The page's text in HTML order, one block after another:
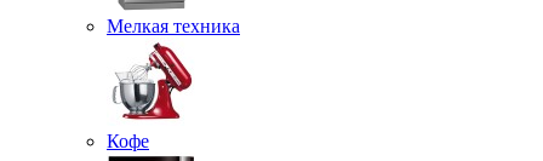
Мелкая техника
Кофе